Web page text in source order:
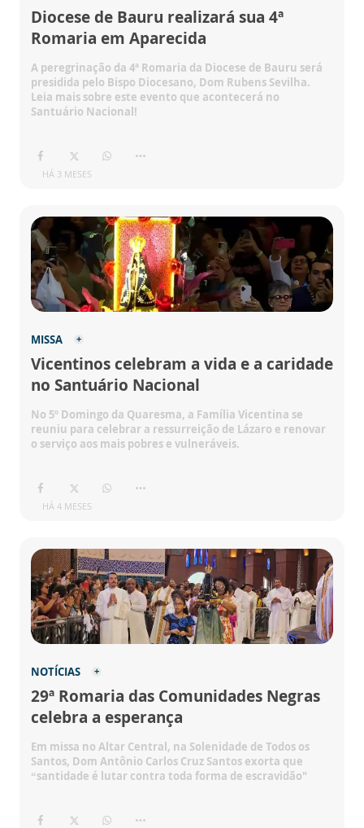
Diocese de Bauru realizará sua 4ª
Romaria em Aparecida
A peregrinação da 4ª Romaria da Diocese de Bauru será
presidida pelo Bispo Diocesano, Dom Rubens Sevilha.
Leia mais sobre este evento que acontecerá no
Santuário Nacional!
HÁ 3 MESES
MISSA
Vicentinos celebram a vida e a caridade
no Santuário Nacional
No 5º Domingo da Quaresma, a Família Vicentina se
reuniu para celebrar a ressurreição de Lázaro e renovar
o serviço aos mais pobres e vulneráveis.
HÁ 4 MESES
NOTÍCIAS
29ª Romaria das Comunidades Negras
celebra a esperança
Em missa no Altar Central, na Solenidade de Todos os
Santos, Dom Antônio Carlos Cruz Santos exorta que
“santidade é lutar contra toda forma de escravidão"